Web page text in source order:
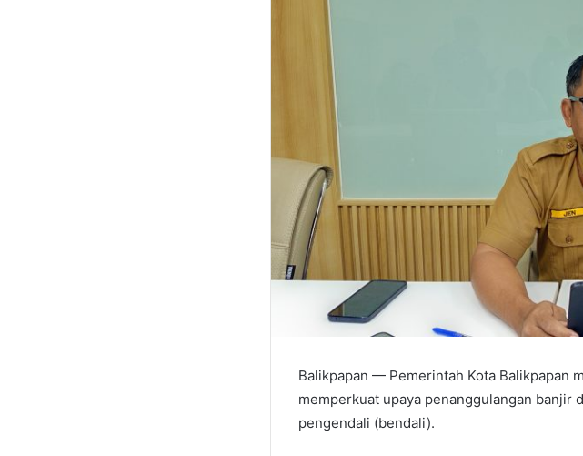
Balikpapan — Pemerintah Kota Balikpapan
memperkuat upaya penanggulangan banjir
pengendali (bendali).